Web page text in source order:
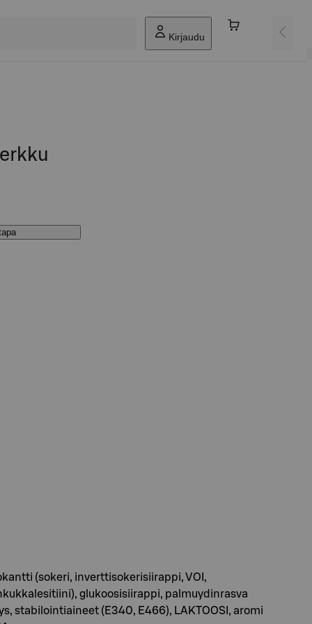
Kirjaudu
(sokeri, inverttisokerisiirappi, VOI,
glukoosisiirappi, palmuydinrasva
stabilointiaineet (E340, E466), LAKTOOSI, aromi